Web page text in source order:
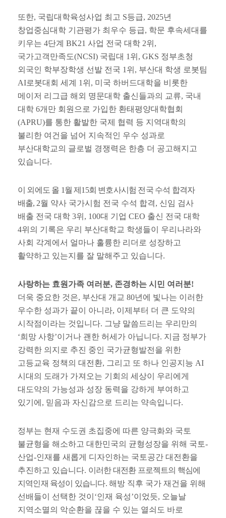
또한, 국립대학육성사업 최고 S등급, 2025년
창업중심대학 기관평가 최우수 등급, 학문 후속세대를
키우는 4단계 BK21 사업 전국 대학 2위 ,
국가고객만족도(NCSI) 국립대 1 위 , GKS 정부초청
외국인 학부장학생 선발 전국 1 위 , 부산대 학생 로봇팀
AI로봇대회 세계 1 위 , 미국 하버드대학을 비롯한
메이저 리그급 해외 명문대학 출신들과의 교류, 국내
대학 6개만 회원으로 가입한 환태평양대학협회
(APRU)를 통한 활발한 국제 협력 등 지역대학의
불리한 여건을 넘어 지속적인 우수 성과로
부산대학교의 글로벌 경쟁력은 한층 더 공고해지고
있습니다.
이 외에도 올 1월 제 15회 변호사시험 전국 수석 합격자
배출, 2월 약사 국가시험 전국 수석 합격, 신임 검사
배출 전국 대학 3위 , 100대 기업 CEO 출신 전국 대학
4위의 기록은 우리 부산대학교 학생들이 우리나라와
사회 각계에서 얼마나 훌륭한 리더로 성장하고
활약하고 있는지를 잘 말해주고 있습니다.
사랑하는 효원가족 여러분, 존경하는 시민 여러분!
더욱 중요한 것은, 부산대 개교 80년에 빛나는 이러한
우수한 성과가 끝이 아니라, 이제부터 더 큰 도약의
시작점이라는 것입니다. 그냥 말씀드리는 우리만의
‘희망 사항’이거나 괜한 허세가 아닙니다. 지금 정부가
강력한 의지로 추진 중인 국가균형발전을 위한
고등교육 정책의 대전환, 그리고 또 하나 인공지능 AI
시대의 도래가 가져오는 기회의 세상이 우리에게
대도약의 가능성과 성장 동력을 강하게 부여하고
있기에 , 믿음과 자신감으로 드리는 약속입니다.
정부는 현재 수도권 초집중에 따른 양극화와 국토
불균형을 해소하고 대한민국의 균형성장을 위해 국토-
산업-인재를 새롭게 디자인하는 국토공간 대전환을
추진하고 있습니다. 이러한 대전환 프로젝트의 핵심에
지역인재 육성이 있습니다. 해방 직후 국가 재건을 위해
선배들이 선택한 것이 ‘인재 육성’이었듯, 오늘날
지역소멸의 악순환을 끊을 수 있는 열쇠도 바로